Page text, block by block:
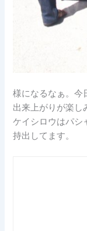
様になるなぁ。今
出来上がりが楽し
ケイシロウはパシ
持出してます。